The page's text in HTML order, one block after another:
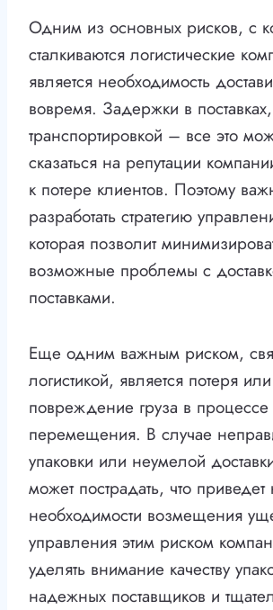
Одним из основных рисков, с
сталкиваются логистические
является необходимость
вовремя. Задержки в
транспортировкой – все это
сказаться на репутации
к потере клиентов. Поэтому
разработать стратегию
которая позволит
возможные проблемы с
поставками.
Еще одним важным риском,
логистикой, является потеря или
повреждение груза в процессе
перемещения. В случае
упаковки или неумелой
может пострадать, что приведет
необходимости возмещения
управления этим риском
уделять внимание качеству
надежных поставщиков и